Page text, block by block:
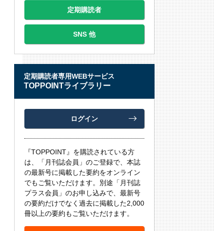
定期購読者
SNS 他
定期購読者専用WEBサービス
TOPPOINTライブラリー
ログイン
『TOPPOINT』を購読されている方
は、「月刊誌会員」のご登録で、本誌
の最新号に掲載した要約をオンライン
でもご覧いただけます。別途「月刊誌
プラス会員」のお申し込みで、最新号
の要約だけでなく過去に掲載した2,000
冊以上の要約もご覧いただけます。